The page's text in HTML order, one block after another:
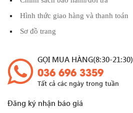
Hình thức giao hàng và thanh toán
Sơ đồ trang
GỌI MUA HÀNG(8:30-21:30)
036 696 3359
Tất cả các ngày trong tuần
Đăng ký nhận báo giá